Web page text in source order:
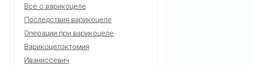
Всё о варикоцеле
Последствия варикоцеле
Операции при варикоцеле
Варикоцелэктомия
Иваниссевич